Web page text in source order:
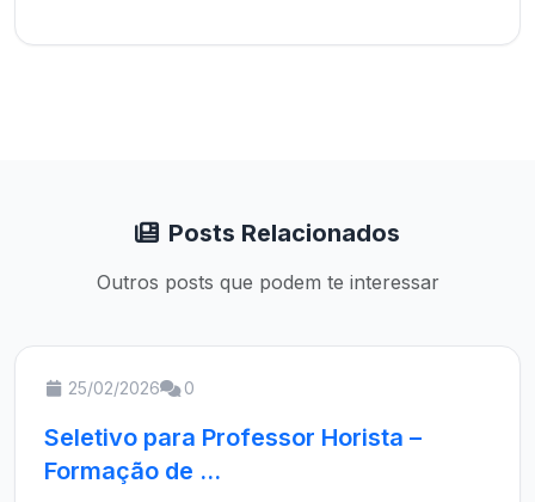
Posts Relacionados
Outros posts que podem te interessar
25/02/2026 0
Seletivo para Professor Horista –
Formação de ...